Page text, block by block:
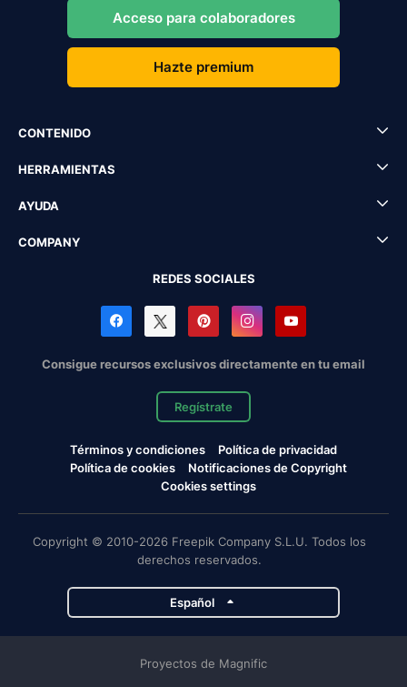
Acceso para colaboradores
Hazte premium
CONTENIDO
HERRAMIENTAS
AYUDA
COMPANY
REDES SOCIALES
Consigue recursos exclusivos directamente en tu email
Regístrate
Términos y condiciones
Política de privacidad
Política de cookies
Notificaciones de Copyright
Cookies settings
Copyright © 2010-2026 Freepik Company S.L.U. Todos los
derechos reservados.
Español
Proyectos de Magnific